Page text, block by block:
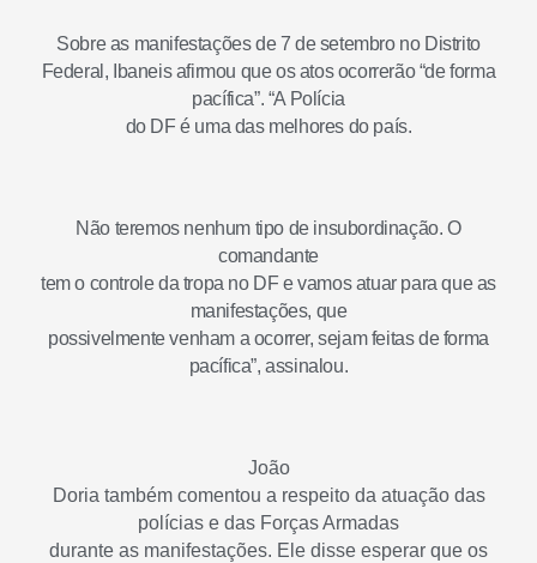
Sobre as manifestações de 7 de setembro no Distrito
Federal, Ibaneis afirmou que os atos ocorrerão “de forma
pacífica”. “A Polícia
do DF é uma das melhores do país.
Não teremos nenhum tipo de insubordinação. O
comandante
tem o controle da tropa no DF e vamos atuar para que as
manifestações, que
possivelmente venham a ocorrer, sejam feitas de forma
pacífica”, assinalou.
João
Doria também comentou a respeito da atuação das
polícias e das Forças Armadas
durante as manifestações. Ele disse esperar que os